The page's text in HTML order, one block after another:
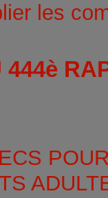
les
444è